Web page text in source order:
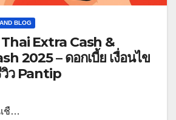
BLOG
Thai Extra Cash &
2025 – ดอกเบี้ย เงื่อนไข
วิว Pantip
ชื…